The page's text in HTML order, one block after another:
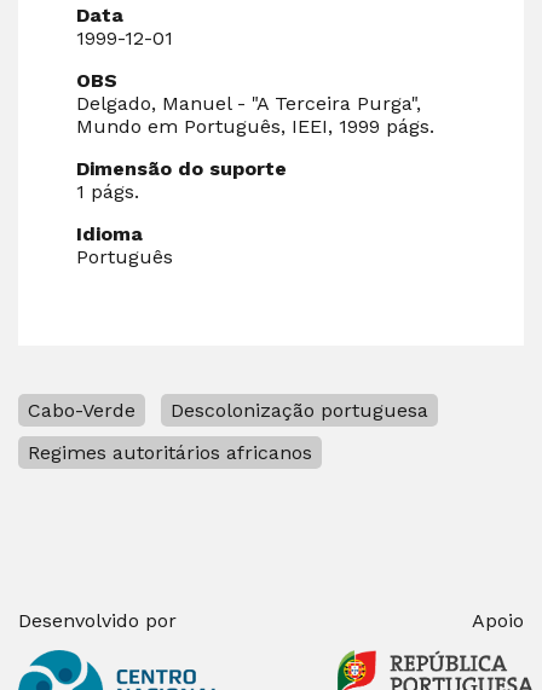
Data
1999-12-01
OBS
Delgado, Manuel - "A Terceira Purga",
Mundo em Português, IEEI, 1999 págs.
Dimensão do suporte
1 págs.
Idioma
Português
Cabo-Verde
Descolonização portuguesa
Regimes autoritários africanos
Desenvolvido por Apoio